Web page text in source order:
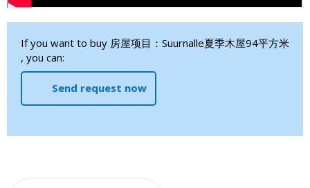
If you want to buy 房屋项目：Suurnalle夏季木屋94平方米
, you can:
Send request now